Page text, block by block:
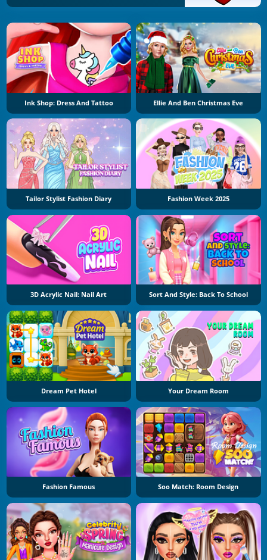
Ink Shop: Dress And Tattoo Ellie And Ben Christmas Eve
Tailor Stylist Fashion Diary Fashion Week 2025
3D Acrylic Nail: Nail Art Sort And Style: Back To School
Dream Pet Hotel Your Dream Room
Fashion Famous Soo Match: Room Design